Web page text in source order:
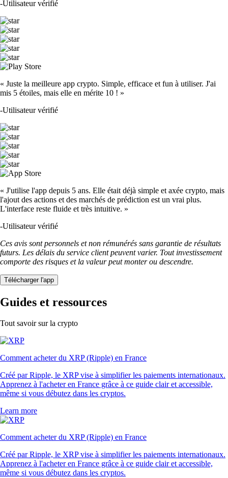
-Utilisateur vérifié
« Juste la meilleure app crypto. Simple, efficace et fun à utiliser. J'ai
mis 5 étoiles, mais elle en mérite 10 ! »
-Utilisateur vérifié
« J'utilise l'app depuis 5 ans. Elle était déjà simple et axée crypto, mais
l'ajout des actions et des marchés de prédiction est un vrai plus.
L'interface reste fluide et très intuitive. »
-Utilisateur vérifié
Ces avis sont personnels et non rémunérés sans garantie de résultats
futurs. Les délais du service client peuvent varier. Tout investissement
comporte des risques et la valeur peut monter ou descendre.
Télécharger l'app
Guides et ressources
Tout savoir sur la crypto
Comment acheter du XRP (Ripple) en France
Créé par Ripple, le XRP vise à simplifier les paiements internationaux.
Apprenez à l'acheter en France grâce à ce guide clair et accessible,
même si vous débutez dans les cryptos.
Learn more
Comment acheter du XRP (Ripple) en France
Créé par Ripple, le XRP vise à simplifier les paiements internationaux.
Apprenez à l'acheter en France grâce à ce guide clair et accessible,
même si vous débutez dans les cryptos.